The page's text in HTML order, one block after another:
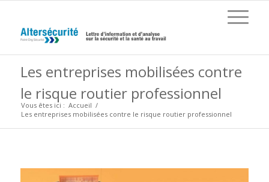
Les entreprises mobilisées contre
le risque routier professionnel
Vous êtes ici : Accueil /
Les entreprises mobilisées contre le risque routier professionnel